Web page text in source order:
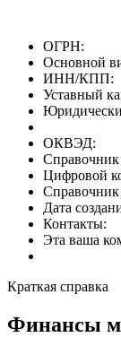
ОГРН:
Основной
ИНН/КПП:
Уставный
ОКВЭД:
Цифровой
Дата
Контакты:
Эта ваша
Краткая справка
Финансы